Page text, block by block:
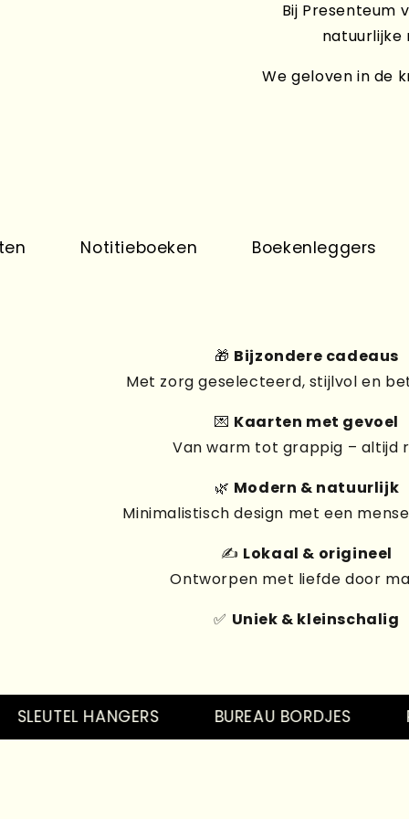
Bij Presenteum
natuurlijke
We geloven in de
Notitieboeken Boekenleggers
🎁 Bijzondere cadeaus
Met zorg geselecteerd, stijlvol en
💌 Kaarten met gevoel
Van warm tot grappig – altijd
🌿 Modern & natuurlijk
Minimalistisch design met een
✍️ Lokaal & origineel
Ontworpen met liefde door
✅ Uniek & kleinschalig
HANGERS BUREAU BORDJES